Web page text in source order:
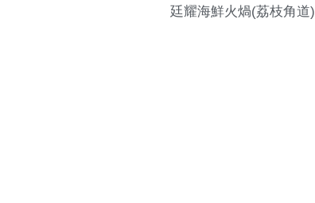
廷耀海鮮火煱(荔枝角道)